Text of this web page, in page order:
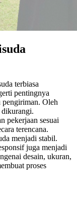
terbiasa
pentingnya
pengiriman. Oleh
dikurangi.
pekerjaan sesuai
terencana.
menjadi stabil.
juga menjadi
desain, ukuran,
proses